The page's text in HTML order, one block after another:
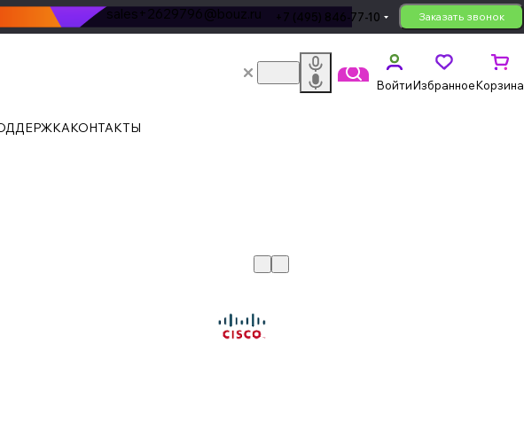
sales+2629796@bouz.ru +7 (495) 846-77-10 Заказать звонок
ВойтиИзбранноеКорзина
КОНТАКТЫ